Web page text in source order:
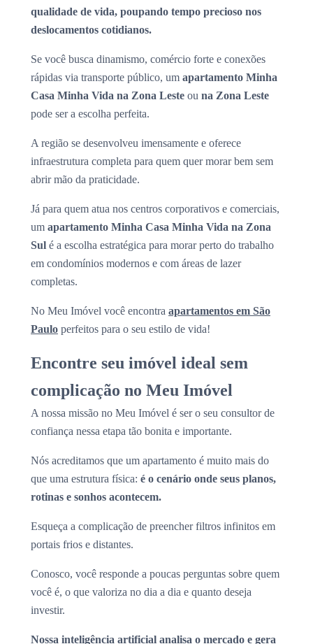
qualidade de vida, poupando tempo precioso nos
deslocamentos cotidianos.
Se você busca dinamismo, comércio forte e conexões
rápidas via transporte público, um apartamento Minha
Casa Minha Vida na Zona Leste ou na Zona Leste
pode ser a escolha perfeita.
A região se desenvolveu imensamente e oferece
infraestrutura completa para quem quer morar bem sem
abrir mão da praticidade.
Já para quem atua nos centros corporativos e comerciais,
um apartamento Minha Casa Minha Vida na Zona
Sul é a escolha estratégica para morar perto do trabalho
em condomínios modernos e com áreas de lazer
completas.
No Meu Imóvel você encontra apartamentos em São
Paulo perfeitos para o seu estilo de vida!
Encontre seu imóvel ideal sem
complicação no Meu Imóvel
A nossa missão no Meu Imóvel é ser o seu consultor de
confiança nessa etapa tão bonita e importante.
Nós acreditamos que um apartamento é muito mais do
que uma estrutura física: é o cenário onde seus planos,
rotinas e sonhos acontecem.
Esqueça a complicação de preencher filtros infinitos em
portais frios e distantes.
Conosco, você responde a poucas perguntas sobre quem
você é, o que valoriza no dia a dia e quanto deseja
investir.
Nossa inteligência artificial analisa o mercado e gera